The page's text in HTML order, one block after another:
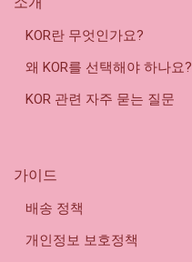
KOR란 무엇인가요?
왜 KOR를 선택해야 하나요?
KOR 관련 자주 묻는 질문
가이드
배송 정책
개인정보 보호정책